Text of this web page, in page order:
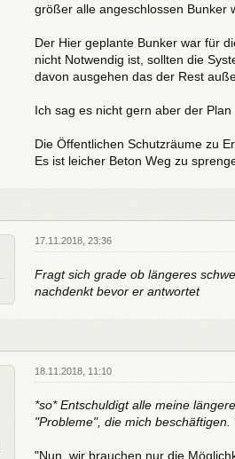
größer alle angeschlossen Bunker
Der Hier geplante Bunker war für
nicht Notwendig ist, sollten die
davon ausgehen das der Rest
Ich sag es nicht gern aber der Plan
Die Öffentlichen Schutzräume zu
Es ist leicher Beton Weg zu
17.11.2018, 23:36
Fragt sich grade ob längeres
nachdenkt bevor er antwortet
18.11.2018, 11:10
*so* Entschuldigt alle meine
"Probleme", die mich beschäftigen.
"Nun, wir brauchen nur die